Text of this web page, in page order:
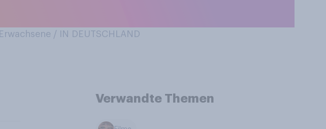
Erwachsene / IN DEUTSCHLAND
Verwandte Themen